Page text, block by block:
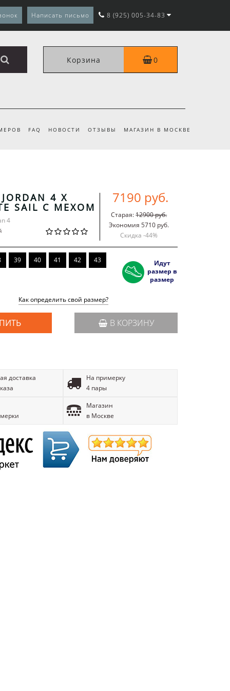
Написать письмо 8 (925) 005-34-83
Корзина 0
FAQ НОВОСТИ ОТЗЫВЫ МАГАЗИН В МОСКВЕ
4 X
SAIL С МЕХОМ
4
7190 руб.
Старая:12900 руб.
Экономия 5710 руб.
Скидка -44%
39 40 41 42 43
Идут
размер в
размер
Как определить свой размер?
В КОРЗИНУ
доставка
На примерку
4 пары
Магазин
в Москве